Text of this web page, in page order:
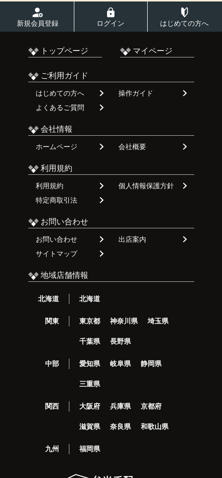
新規会員登録 ログイン はじめての方へ
トップページ マイページ
ご利用ガイド
はじめての方へ
操作ガイド
よくあるご質問
会社情報
ホームページ 会社概要
利用規約
利用規約
個人情報保護方針
特定商取引法
お問い合わせ
お問い合わせ
出店案内
サイトマップ
地域店舗情報
北海道 北海道
関東 東京都 神奈川県 埼玉県
千葉県 長野県
中部 愛知県 岐阜県 静岡県
三重県
関西 大阪府 兵庫県 京都府
滋賀県 奈良県 和歌山県
九州 福岡県